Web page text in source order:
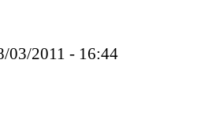
03/2011 - 16:44